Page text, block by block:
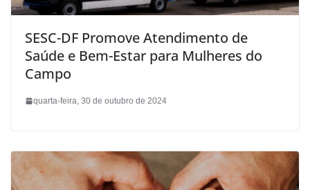
SESC-DF Promove Atendimento de
Saúde e Bem-Estar para Mulheres do
Campo
quarta-feira, 30 de outubro de 2024